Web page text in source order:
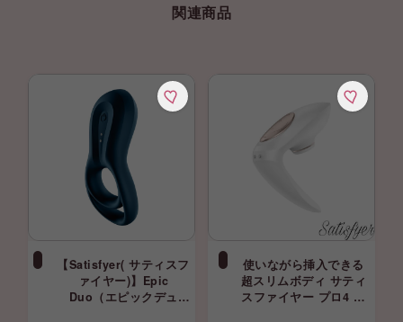
関連商品
【Satisfyer( サティスフ
ァイヤー)】Epic
Duo（エピックデュ
使いながら挿入できる
超スリムボディ サティ
スファイヤー プロ4 カ